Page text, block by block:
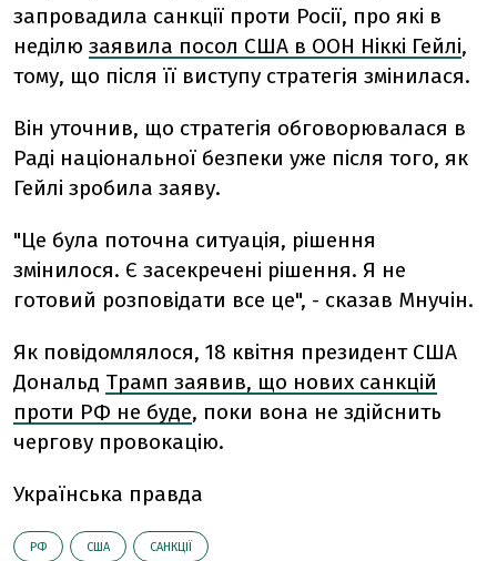
запровадила санкції проти Росії, про які в
неділю заявила посол США в ООН Ніккі Гейлі,
тому, що після її виступу стратегія змінилася.
Він уточнив, що стратегія обговорювалася в
Раді національної безпеки уже після того, як
Гейлі зробила заяву.
"Це була поточна ситуація, рішення
змінилося. Є засекречені рішення. Я не
готовий розповідати все це", - сказав Мнучін.
Як повідомлялося, 18 квітня президент США
Дональд Трамп заявив, що нових санкцій
проти РФ не буде, поки вона не здійснить
чергову провокацію.
Українська правда
РФ США САНКЦІЇ